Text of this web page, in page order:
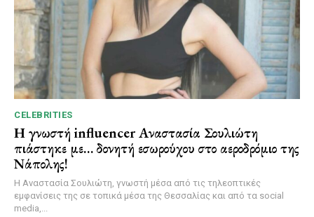
CELEBRITIES
Η γνωστή influencer Αναστασία Σουλιώτη
πιάστηκε με… δονητή εσωρούχου στο αεροδρόμιο της
Νάπολης!
Η Αναστασία Σουλιώτη, γνωστή μέσα από τις τηλεοπτικές
εμφανίσεις της σε τοπικά μέσα της Θεσσαλίας και από τα social
media,...